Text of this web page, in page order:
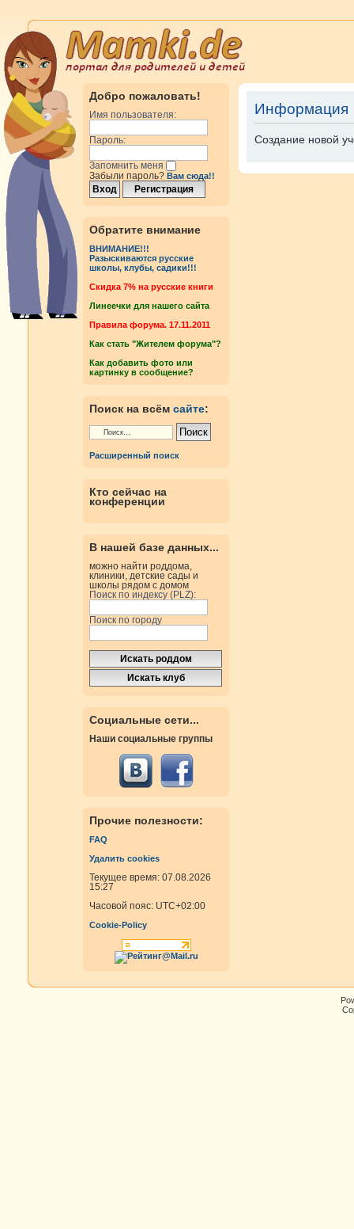
Добро пожаловать!
Имя пользователя:
Пароль:
Запомнить меня
Забыли пароль? Вам сюда!!
Обратите внимание
ВНИМАНИЕ!!!
Разыскиваются русские
школы, клубы, садики!!!
Cкидка 7% на русские книги
Линеечки для нашего сайта
Правила форума. 17.11.2011
Как стать "Жителем форума"?
Как добавить фото или
картинку в сообщение?
Поиск на всём сайте:
Расширенный поиск
Кто сейчас на
конференции
В нашей базе данных...
можно найти роддома,
клиники, детские сады и
школы рядом с домом
Поиск по индексу (PLZ):
Поиск по городу
Социальные сети...
Наши социальные группы
Прочие полезности:
FAQ
Удалить cookies
Текущее время: 07.08.2026
15:27
Часовой пояс: UTC+02:00
Cookie-Policy
Информация
Создание новой